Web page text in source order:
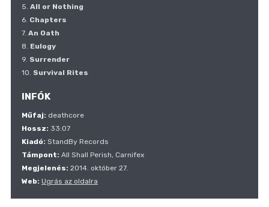
5. All or Nothing
6. Chapters
7. An Oath
8. Eulogy
9. Surrender
10. Survival Rites
INFÓK
Műfaj: deathcore
Hossz: 33:07
Kiadó: StandBy Records
Támpont: All Shall Perish, Carnifex
Megjelenés: 2014. október 27.
Web: Ugrás az oldalra